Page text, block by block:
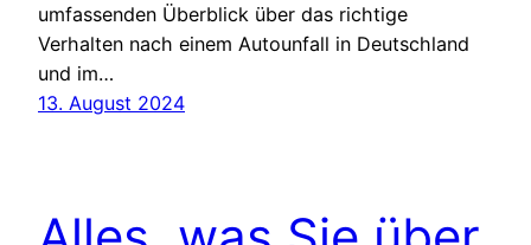
umfassenden Überblick über das richtige
Verhalten nach einem Autounfall in Deutschland
und im…
13. August 2024